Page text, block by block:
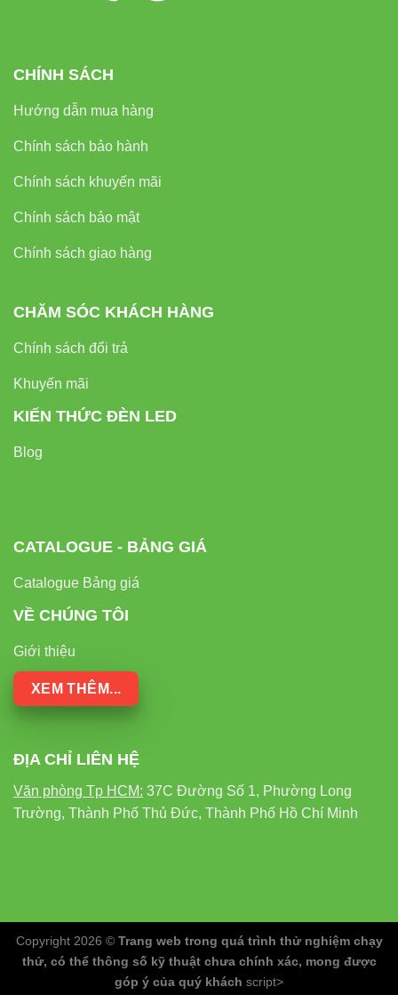
CHÍNH SÁCH
Hướng dẫn mua hàng
Chính sách bảo hành
Chính sách khuyến mãi
Chính sách bảo mật
Chính sách giao hàng
CHĂM SÓC KHÁCH HÀNG
Chính sách đổi trả
Khuyến mãi
KIẾN THỨC ĐÈN LED
Blog
CATALOGUE - BẢNG GIÁ
Catalogue Bảng giá
VỀ CHÚNG TÔI
Giới thiệu
XEM THÊM...
ĐỊA CHỈ LIÊN HỆ
Văn phòng Tp HCM: 37C Đường Số 1, Phường Long
Trường, Thành Phố Thủ Đức, Thành Phố Hồ Chí Minh
Copyright 2026 © Trang web trong quá trình thử nghiệm chạy
thử, có thể thông số kỹ thuật chưa chính xác, mong được
góp ý của quý khách script>